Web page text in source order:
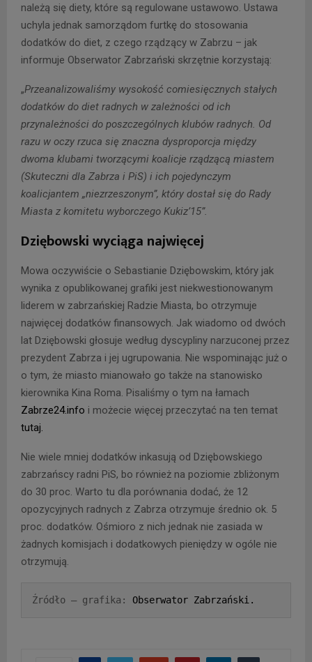
należą się diety, które są regulowane ustawowo. Ustawa
uchyla jednak samorządom furtkę do stosowania
dodatków do diet, z czego rządzący w Zabrzu – jak
informuje Obserwator Zabrzański skrzętnie korzystają:
„Przeanalizowaliśmy wysokość comiesięcznych stałych
dodatków do diet radnych w zależności od ich
przynależności do poszczególnych klubów radnych. Od
razu w oczy rzuca się znaczna dysproporcja między
dwoma klubami tworzącymi koalicje rządzącą miastem
(Skuteczni dla Zabrza i PiS) i ich pojedynczym
koalicjantem „niezrzeszonym”, który dostał się do Rady
Miasta z komitetu wyborczego Kukiz’15”.
Dziębowski wyciąga najwięcej
Mowa oczywiście o Sebastianie Dziębowskim, który jak
wynika z opublikowanej grafiki jest niekwestionowanym
liderem w zabrzańskiej Radzie Miasta, bo otrzymuje
najwięcej dodatków finansowych. Jak wiadomo od dwóch
lat Dziębowski głosuje według dyscypliny narzuconej przez
prezydent Zabrza i jej ugrupowania. Nie wspominając już o
o tym, że miasto mianowało go także na stanowisko
kierownika Kina Roma. Pisaliśmy o tym na łamach
Zabrze24.info i możecie więcej przeczytać na ten temat
tutaj.
Nie wiele mniej dodatków inkasują od Dziębowskiego
zabrzańscy radni PiS, bo również na poziomie zbliżonym
do 30 proc. Warto tu dla porównania dodać, że 12
opozycyjnych radnych z Zabrza otrzymuje średnio ok. 5
proc. dodatków. Ośmioro z nich jednak nie zasiada w
żadnych komisjach i dodatkowych pieniędzy w ogóle nie
otrzymują.
Źródło – grafika: Obserwator Zabrzański.